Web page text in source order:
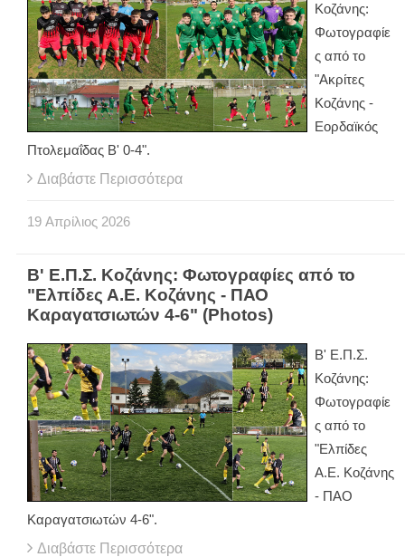
Κοζάνης:
Φωτογραφίε
ς από το
"Ακρίτες
Κοζάνης -
Εορδαϊκός
Πτολεμαΐδας Β' 0-4".
Διαβάστε Περισσότερα
19 Απρίλιος 2026
Β' Ε.Π.Σ. Κοζάνης: Φωτογραφίες από το
"Ελπίδες Α.Ε. Κοζάνης - ΠΑΟ
Καραγατσιωτών 4-6" (Photos)
Β' Ε.Π.Σ.
Κοζάνης:
Φωτογραφίε
ς από το
"Ελπίδες
Α.Ε. Κοζάνης
- ΠΑΟ
Καραγατσιωτών 4-6".
Διαβάστε Περισσότερα